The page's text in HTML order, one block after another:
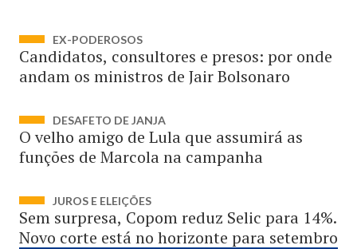
EX-PODEROSOS
Candidatos, consultores e presos: por onde
andam os ministros de Jair Bolsonaro
DESAFETO DE JANJA
O velho amigo de Lula que assumirá as
funções de Marcola na campanha
JUROS E ELEIÇÕES
Sem surpresa, Copom reduz Selic para 14%.
Novo corte está no horizonte para setembro